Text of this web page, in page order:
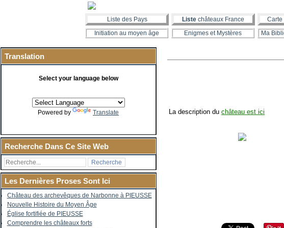
Liste des Pays Liste châteaux France Carte
Initiation au moyen âge
Enigmes et Mystères Ma
Translation
Select your language below
Powered by Translate
Recherche Dans Ce Site Web
Les Dernières Proses Sont Ici
Château des archevêques de Narbonne à PIEUSSE
Nouvelle Histoire du Moyen Âge
Église fortifiée de PIEUSSE
Comprendre les châteaux forts
La description duchâteau est ici